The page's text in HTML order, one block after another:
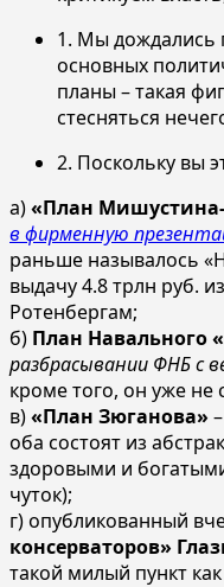
1. Мы дождались
основных
планы – такая
стесняться
2. Поскольку вы
а)«План
в фирменную
раньше называлось
выдачу 4.8 трлн руб.
Ротенбергам;
б) План Навального
разбрасывании ФНБ с
кроме того, он уже не
в)«План Зюганова»
оба состоят из
здоровыми и
чуток);
г) опубликованный
консерваторов»
такой милый пункт